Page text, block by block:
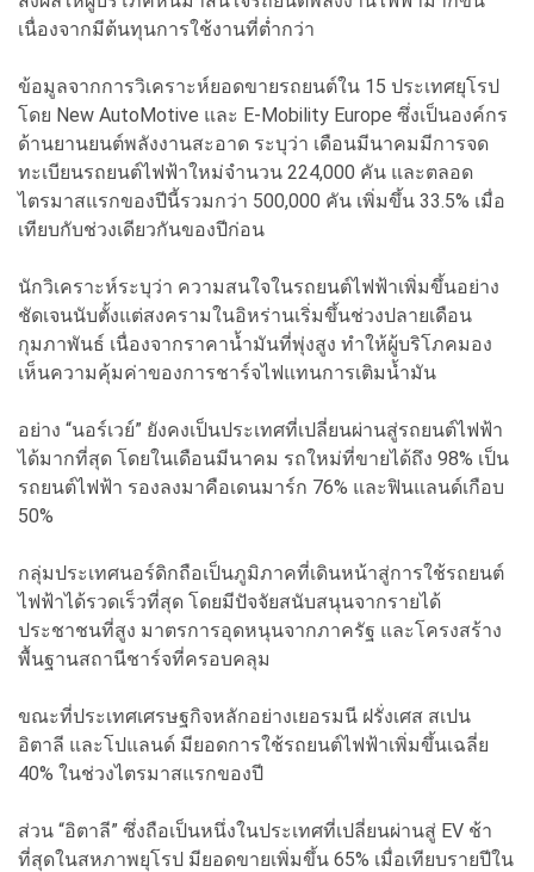
เนื่องจากมีต้นทุนการใช้งานที่ต่ำกว่า
ข้อมูลจากการวิเคราะห์ยอดขายรถยนต์ใน 15 ประเทศยุโรป
โดย New AutoMotive และ E-Mobility Europe ซึ่งเป็นองค์กร
ด้านยานยนต์พลังงานสะอาด ระบุว่า เดือนมีนาคมมีการจด
ทะเบียนรถยนต์ไฟฟ้าใหม่จำนวน 224,000 คัน และตลอด
ไตรมาสแรกของปีนี้รวมกว่า 500,000 คัน เพิ่มขึ้น 33.5% เมื่อ
เทียบกับช่วงเดียวกันของปีก่อน
นักวิเคราะห์ระบุว่า ความสนใจในรถยนต์ไฟฟ้าเพิ่มขึ้นอย่าง
ชัดเจนนับตั้งแต่สงครามในอิหร่านเริ่มขึ้นช่วงปลายเดือน
กุมภาพันธ์ เนื่องจากราคาน้ำมันที่พุ่งสูง ทำให้ผู้บริโภคมอง
เห็นความคุ้มค่าของการชาร์จไฟแทนการเติมน้ำมัน
อย่าง “นอร์เวย์” ยังคงเป็นประเทศที่เปลี่ยนผ่านสู่รถยนต์ไฟฟ้า
ได้มากที่สุด โดยในเดือนมีนาคม รถใหม่ที่ขายได้ถึง 98% เป็น
รถยนต์ไฟฟ้า รองลงมาคือเดนมาร์ก 76% และฟินแลนด์เกือบ
50%
กลุ่มประเทศนอร์ดิกถือเป็นภูมิภาคที่เดินหน้าสู่การใช้รถยนต์
ไฟฟ้าได้รวดเร็วที่สุด โดยมีปัจจัยสนับสนุนจากรายได้
ประชาชนที่สูง มาตรการอุดหนุนจากภาครัฐ และโครงสร้าง
พื้นฐานสถานีชาร์จที่ครอบคลุม
ขณะที่ประเทศเศรษฐกิจหลักอย่างเยอรมนี ฝรั่งเศส สเปน
อิตาลี และโปแลนด์ มียอดการใช้รถยนต์ไฟฟ้าเพิ่มขึ้นเฉลี่ย
40% ในช่วงไตรมาสแรกของปี
ส่วน “อิตาลี” ซึ่งถือเป็นหนึ่งในประเทศที่เปลี่ยนผ่านสู่ EV ช้า
ที่สุดในสหภาพยุโรป มียอดขายเพิ่มขึ้น 65% เมื่อเทียบรายปีใน